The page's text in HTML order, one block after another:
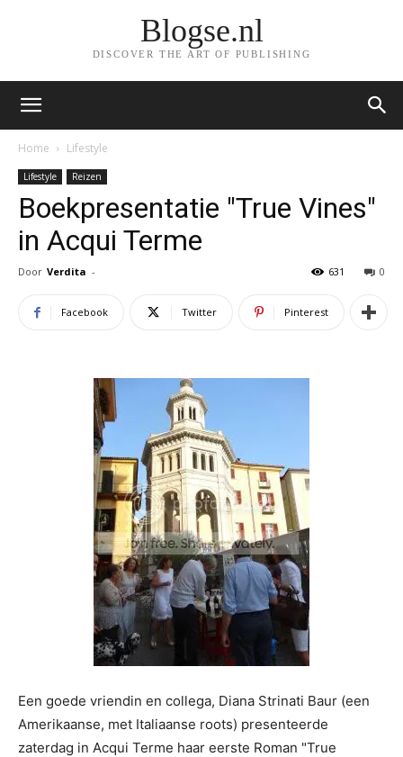
Blogse.nl
DISCOVER THE ART OF PUBLISHING
Home Lifestyle
Lifestyle Reizen
Boekpresentatie "True Vines"
in Acqui Terme
Door Verdita - 0
631
Facebook Twitter Pinterest
Een goede vriendin en collega, Diana Strinati Baur (een
Amerikaanse, met Italiaanse roots) presenteerde
zaterdag in Acqui Terme haar eerste Roman "True